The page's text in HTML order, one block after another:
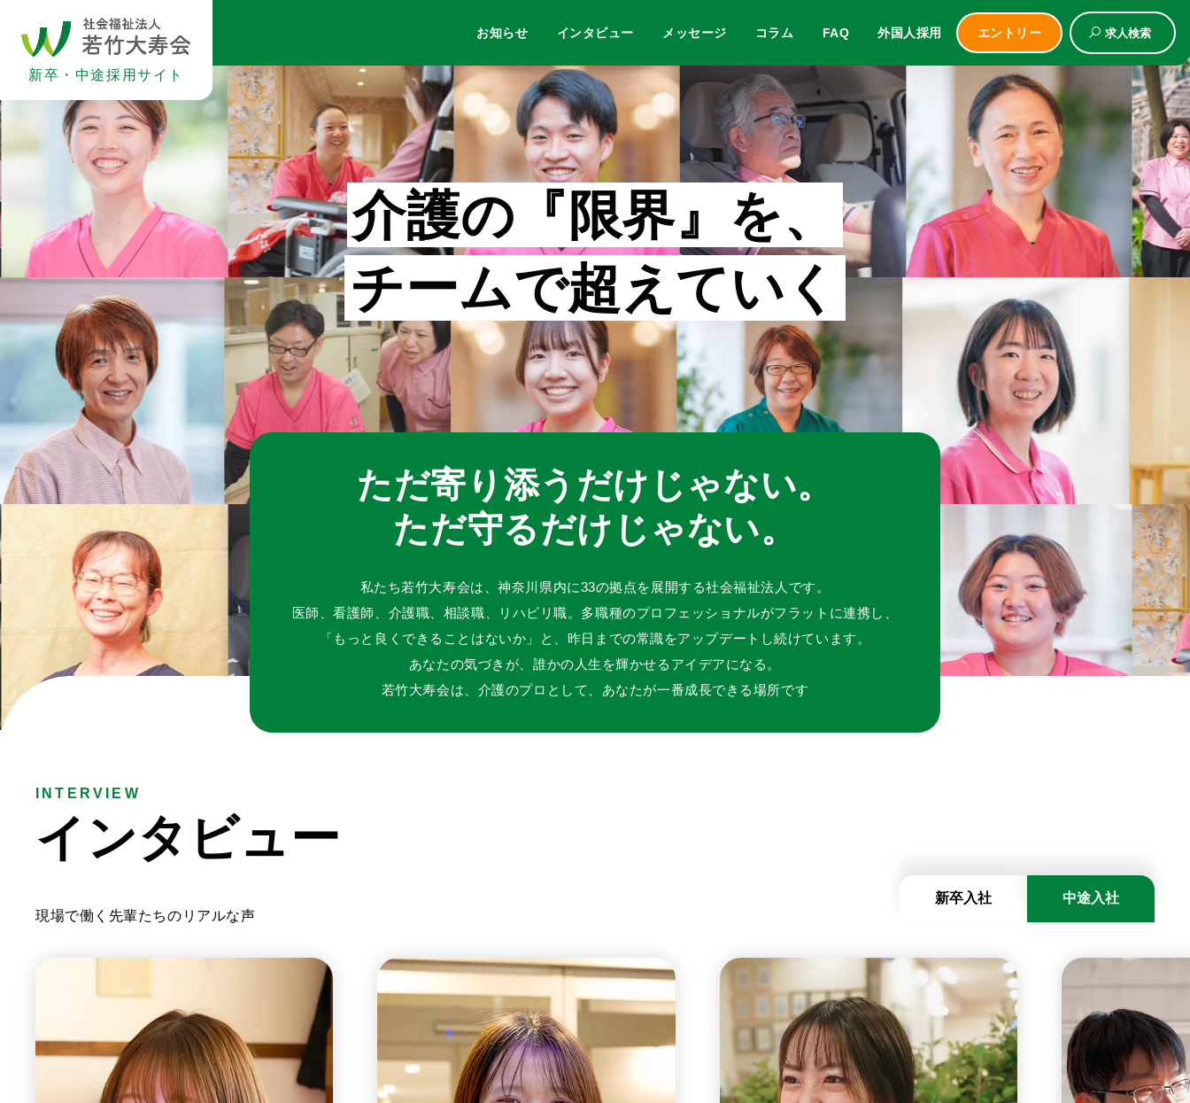
新卒・中途採用サイト
お知らせ インタビュー メッセージ コラム FAQ 外国人採用 エントリー 求人検索
介護の 『 限界』 を、
チームで超 え てい く
ただ寄り添うだけじゃない。
ただ守るだけじゃない。
私たち若竹大寿会は、神奈川県内に33の拠点を展開する社会福祉法人です。
医師、看護師、介護職、相談職、リハビリ職。多職種のプロフェッショナルがフラットに連携し、
「もっと良くできることはないか」と、昨日までの常識をアップデートし続けています。
あなたの気づきが、誰かの人生を輝かせるアイデアになる。
若竹大寿会は、介護のプロとして、あなたが一番成長できる場所です
INTERVIEW
イ ンタ ビュー
現場で働く先輩たちのリアルな声
新卒入社 中途入社